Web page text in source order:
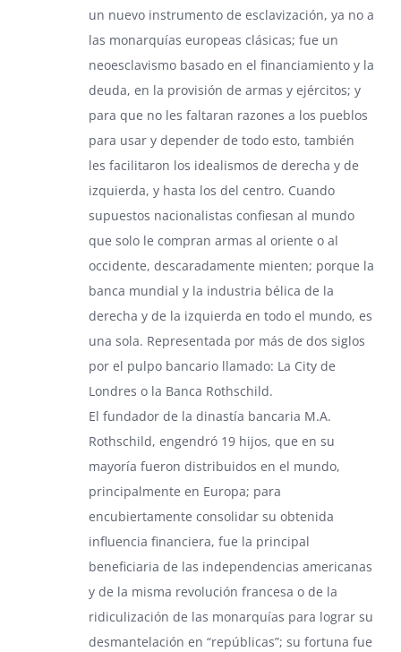
un nuevo instrumento de esclavización, ya no a
las monarquías europeas clásicas; fue un
neoesclavismo basado en el financiamiento y la
deuda, en la provisión de armas y ejércitos; y
para que no les faltaran razones a los pueblos
para usar y depender de todo esto, también
les facilitaron los idealismos de derecha y de
izquierda, y hasta los del centro. Cuando
supuestos nacionalistas confiesan al mundo
que solo le compran armas al oriente o al
occidente, descaradamente mienten; porque la
banca mundial y la industria bélica de la
derecha y de la izquierda en todo el mundo, es
una sola. Representada por más de dos siglos
por el pulpo bancario llamado: La City de
Londres o la Banca Rothschild.
El fundador de la dinastía bancaria M.A.
Rothschild, engendró 19 hijos, que en su
mayoría fueron distribuidos en el mundo,
principalmente en Europa; para
encubiertamente consolidar su obtenida
influencia financiera, fue la principal
beneficiaria de las independencias americanas
y de la misma revolución francesa o de la
ridiculización de las monarquías para lograr su
desmantelación en “repúblicas”; su fortuna fue